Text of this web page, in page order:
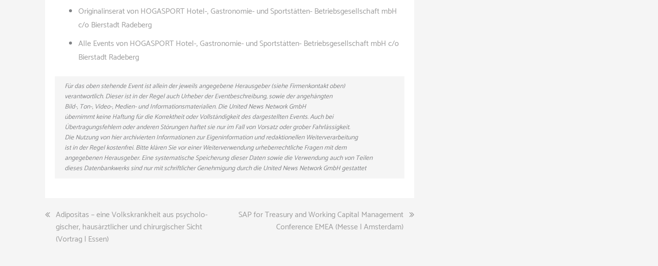
Originalinserat von HOGASPORT Hotel-, Gastronomie- und Sportstätten- Betriebsgesellschaft mbH
c/o Bierstadt Radeberg
Alle Events von HOGASPORT Hotel-, Gastronomie- und Sportstätten- Betriebsgesellschaft mbH c/o
Bierstadt Radeberg
Für das oben stehende Event ist allein der jeweils angegebene Herausgeber (siehe Firmenkontakt oben)
verantwortlich. Dieser ist in der Regel auch Urheber der Eventbeschreibung, sowie der angehängten
Bild-, Ton-, Video-, Medien- und Informationsmaterialien. Die United News Network GmbH
übernimmt keine Haftung für die Korrektheit oder Vollständigkeit des dargestellten Events. Auch bei
Übertragungsfehlern oder anderen Störungen haftet sie nur im Fall von Vorsatz oder grober Fahrlässigkeit.
Die Nutzung von hier archivierten Informationen zur Eigeninformation und redaktionellen Weiterverarbeitung
ist in der Regel kostenfrei. Bitte klären Sie vor einer Weiterverwendung urheberrechtliche Fragen mit dem
angegebenen Herausgeber. Eine systematische Speicherung dieser Daten sowie die Verwendung auch von Teilen
dieses Datenbankwerks sind nur mit schriftlicher Genehmigung durch die United News Network GmbH gestattet
Beitragsnavigation
Adipositas – eine Volkskrankheit aus psycholo-
gischer, hausärztlicher und chirurgischer Sicht
(Vortrag | Essen)
SAP for Treasury and Working Capital Management
Conference EMEA (Messe | Amsterdam)